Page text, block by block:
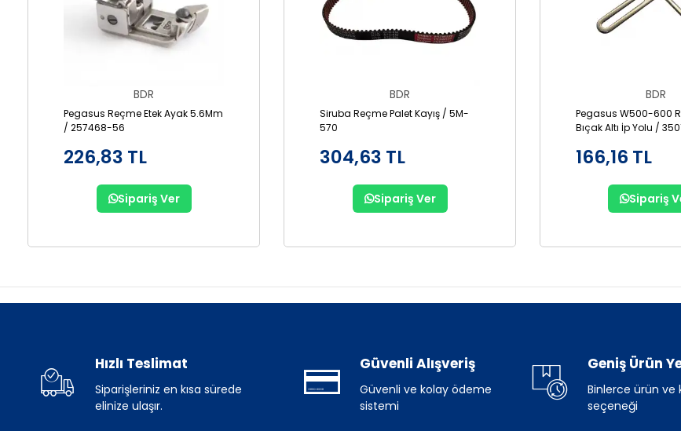
BDR
Pegasus Reçme Etek Ayak 5.6Mm
/ 257468-56
226,83 TL
Sipariş Ver
BDR
Siruba Reçme Palet Kayış / 5M-
570
304,63 TL
Sipariş Ver
BDR
Pegasus W500-600 Recme
Bıçak Altı İp Yolu /
166,16 TL
Sipariş
Hızlı Teslimat
Siparişleriniz en kısa sürede
elinize ulaşır.
Güvenli Alışveriş
Güvenli ve kolay ödeme
sistemi
Geniş Ürün
Binlerce ürün ve
seçeneği